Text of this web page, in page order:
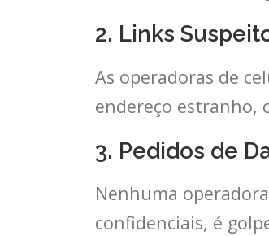
2. Links
As operadoras de
endereço estranho,
3. Pedidos de
Nenhuma
confidenciais, é